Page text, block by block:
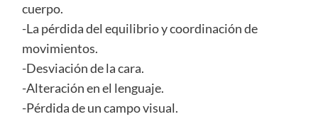
cuerpo.
-La pérdida del equilibrio y coordinación de
movimientos.
-Desviación de la cara.
-Alteración en el lenguaje.
-Pérdida de un campo visual.